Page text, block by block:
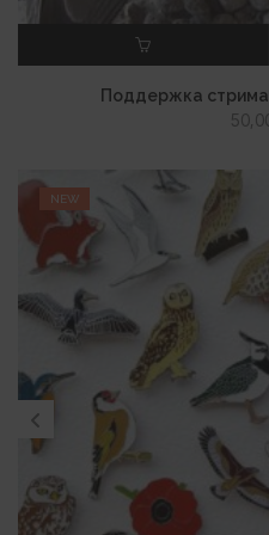
В КОРЗИНУ
Поддержка стрима
NEW